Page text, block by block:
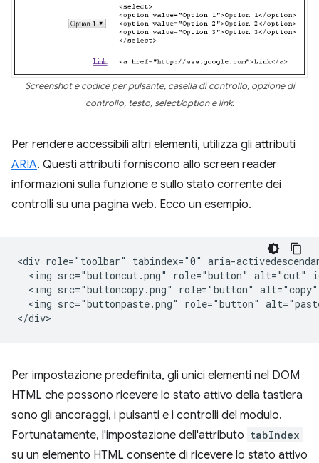
Screenshot e codice per pulsante, casella di controllo, opzione di
controllo, testo, select/option e link.
Per rendere accessibili altri elementi, utilizza gli attributi
ARIA. Questi attributi forniscono allo screen reader
informazioni sulla funzione e sullo stato corrente dei
controlli su una pagina web. Ecco un esempio.
<div role="toolbar" tabindex="0" aria-
<img src="buttoncut.png" role="button" alt="cut"
<img src="buttoncopy.png" role="button"
<img src="buttonpaste.png" role="button"
Per impostazione predefinita, gli unici elementi nel DOM
HTML che possono ricevere lo stato attivo della tastiera
sono gli ancoraggi, i pulsanti e i controlli del modulo.
Fortunatamente, l'impostazione dell'attributo tabIndex
su un elemento HTML consente di ricevere lo stato attivo